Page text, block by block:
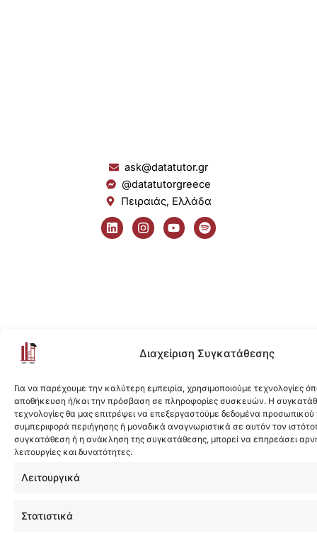
Διαχείριση Συγκατάθεσης
Για να παρέχουμε την καλύτερη εμπειρία, χρησιμοποιούμε τεχνολογίες
αποθήκευση ή/και την πρόσβαση σε πληροφορίες συσκευών. Η
τεχνολογίες θα μας επιτρέψει να επεξεργαστούμε δεδομένα
συμπεριφορά περιήγησης ή μοναδικά αναγνωριστικά σε αυτόν τον
συγκατάθεση ή η ανάκληση της συγκατάθεσης, μπορεί να επηρεάσει
λειτουργίες και δυνατότητες.
Λειτουργικά
Στατιστικά
ask@datatutor.gr
@datatutorgreece
Πειραιάς, Ελλάδα
L
i
n
I
n
s
Y
o
u
S
p
o